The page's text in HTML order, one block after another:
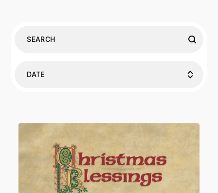
DATE